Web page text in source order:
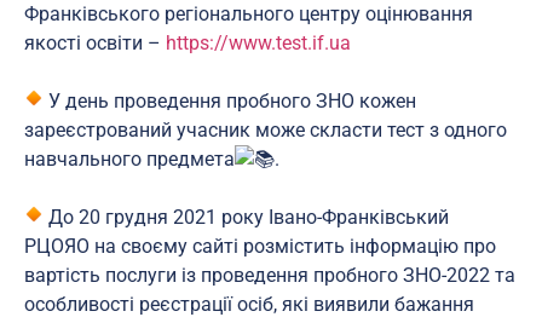
Франківського регіонального центру оцінювання
якості освіти – https://www.test.if.ua
У день проведення пробного ЗНО кожен
зареєстрований учасник може скласти тест з одного
навчального предмета
.
До 20 грудня 2021 року Івано-Франківський
РЦОЯО на своєму сайті розмістить інформацію про
вартість послуги із проведення пробного ЗНО-2022 та
особливості реєстрації осіб, які виявили бажання